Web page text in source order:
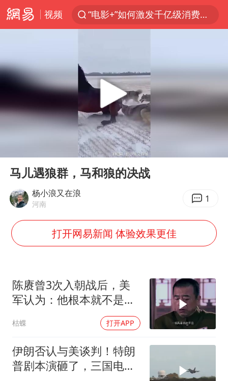
视频
“电影+”如何激发千亿级消费新活力？
中医教你一招提升气血
四川宜宾市高县4.9级地震致1人死亡
胡彦斌韩磊 谁帮谁
全球首个长时储能一体化产业园量产
老中医：立秋后养心是关键
国防部：中国军队坚决反制任何闹海挑衅图谋
我国外贸延续良好增长态势
美股存储板块集体大跌
欧阳娜娜窦靖童好搭
中国女篮70-67险胜尼日利亚女篮
夯实基础开新局
Play
马儿遇狼群，马和狼的决战
杨小浪又在浪
河南 1
打开网易新闻 体验效果更佳
陈赓曾3次入朝战后，美
军认为：他根本就不是来
枯蝶 打开APP
伊朗否认与美谈判！特朗
普剧本演砸了，三国电话